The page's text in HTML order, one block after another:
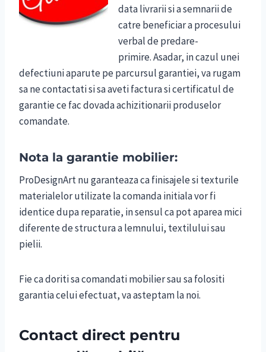
data livrarii si a semnarii de
catre beneficiar a procesului
verbal de predare-
primire. Asadar, in cazul unei
defectiuni aparute pe parcursul garantiei, va rugam
sa ne contactati si sa aveti factura si certificatul de
garantie ce fac dovada achizitionarii produselor
comandate.
Nota la garantie mobilier:
ProDesignArt nu garanteaza ca finisajele si texturile
materialelor utilizate la comanda initiala vor fi
identice dupa reparatie, in sensul ca pot aparea mici
diferente de structura a lemnului, textilului sau
pielii.
Fie ca doriti sa comandati mobilier sau sa folositi
garantia celui efectuat, va asteptam la noi.
Contact direct pentru